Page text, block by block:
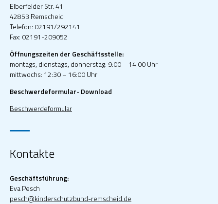
Elberfelder Str. 41
42853 Remscheid
Telefon: 02191/292141
Fax: 02191-209052
Öffnungszeiten der Geschäftsstelle:
montags, dienstags, donnerstag: 9:00 – 14:00 Uhr
mittwochs: 12:30 – 16:00 Uhr
Beschwerdeformular- Download
Beschwerdeformular
Kontakte
Geschäftsführung:
Eva Pesch
pesch@kinderschutzbund-remscheid.de